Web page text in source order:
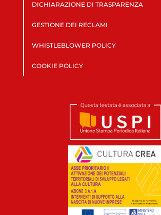
DICHIARAZIONE DI TRASPARENZA
GESTIONE DEI RECLAMI
WHISTLEBLOWER POLICY
COOKIE POLICY